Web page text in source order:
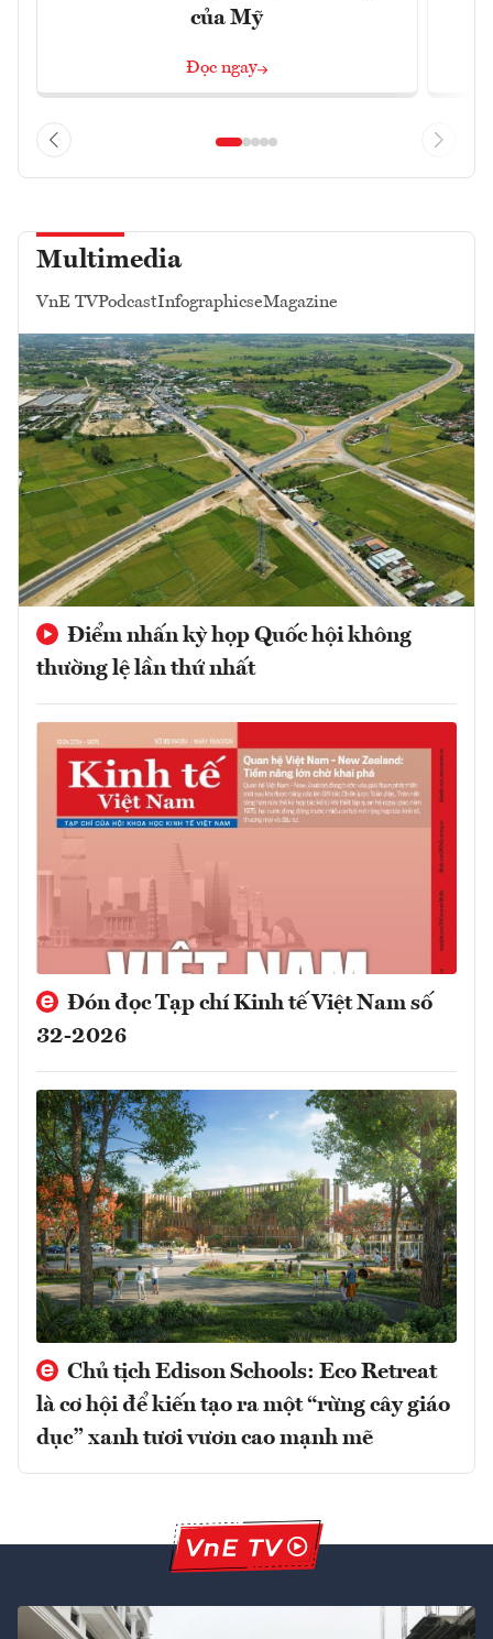
của Mỹ
Đọc ngay
Multimedia
VnE TVPodcastInfographicseMagazine
Điểm nhấn kỳ họp Quốc hội không
thường lệ lần thứ nhất
Đón đọc Tạp chí Kinh tế Việt Nam số
32-2026
Chủ tịch Edison Schools: Eco Retreat
là cơ hội để kiến tạo ra một “rừng cây giáo
dục” xanh tươi vươn cao mạnh mẽ